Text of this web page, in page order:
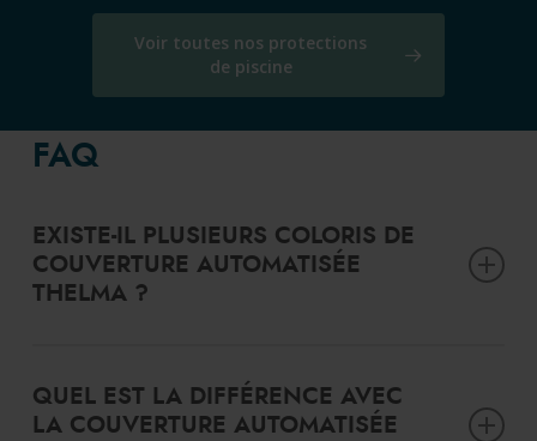
Voir toutes nos protections
de piscine
FAQ
EXISTE-IL PLUSIEURS COLORIS DE
COUVERTURE AUTOMATISÉE
THELMA ?
gris anthracite. Optionnelles : gris clair, chocolat.
QUEL EST LA DIFFÉRENCE AVEC
LA COUVERTURE AUTOMATISÉE